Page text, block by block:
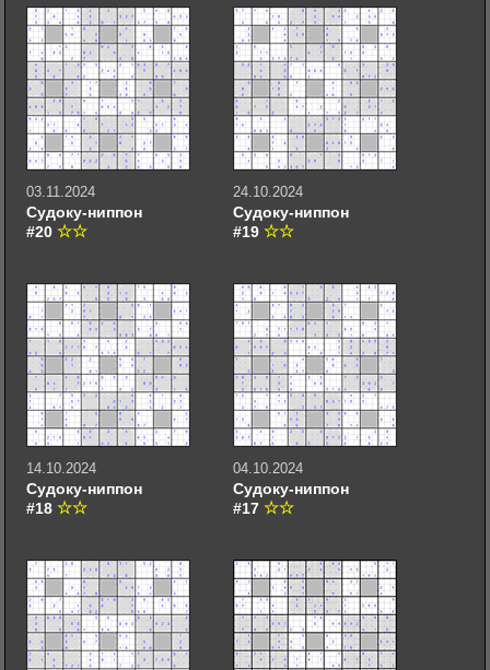
03.11.2024
Судоку-ниппон
#20
24.10.2024
Судоку-ниппон
#19
14.10.2024
Судоку-ниппон
#18
04.10.2024
Судоку-ниппон
#17